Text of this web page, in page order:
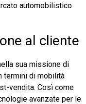
automobilistico
al cliente
sua missione di
termini di mobilità
vendita. Così come
avanzate per le